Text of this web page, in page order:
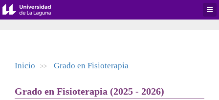
Inicio >> Grado en Fisioterapia
Grado en Fisioterapia (2025 - 2026)